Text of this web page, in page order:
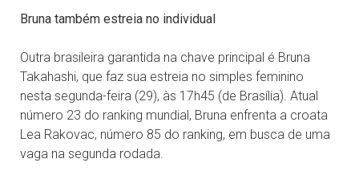
Bruna também estreia no individual
Outra brasileira garantida na chave principal é Bruna
Takahashi, que faz sua estreia no simples feminino
nesta segunda-feira (29), às 17h45 (de Brasília). Atual
número 23 do ranking mundial, Bruna enfrenta a croata
Lea Rakovac, número 85 do ranking, em busca de uma
vaga na segunda rodada.